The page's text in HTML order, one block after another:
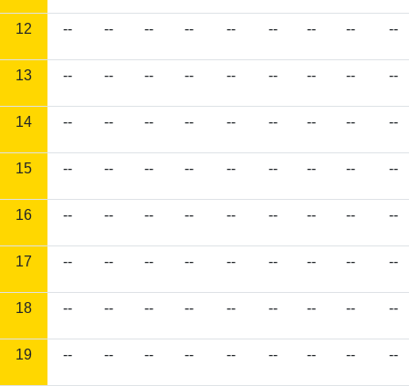
12 -- -- -- -- -- -- -- -- --
13 -- -- -- -- -- -- -- -- --
14 -- -- -- -- -- -- -- -- --
15 -- -- -- -- -- -- -- -- --
16 -- -- -- -- -- -- -- -- --
17 -- -- -- -- -- -- -- -- --
18 -- -- -- -- -- -- -- -- --
19 -- -- -- -- -- -- -- -- --